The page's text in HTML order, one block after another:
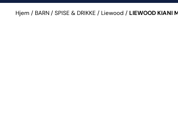
Hjem /BARN/SPISE & DRIKKE /Liewood /LIEWOOD KIANI